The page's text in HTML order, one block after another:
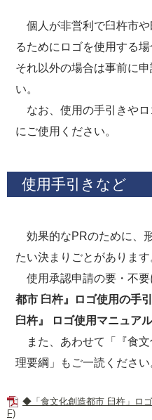
個人が非営利で臼杵市や
るためにロゴを使用する
それ以外の場合は事前に
い。
なお、使用の手引きやロ
にご使用ください。
使用手引きなど
効果的なPRのために、
たい決まりごとがあります
使用承認申請の要・不要
都市 臼杵』ロゴ使用の手引
臼杵』 ロゴ使用マニュアル
また、あわせて「『食文
理要綱」もご一読ください
◆「食文化創造都市 臼杵」ロ
F)